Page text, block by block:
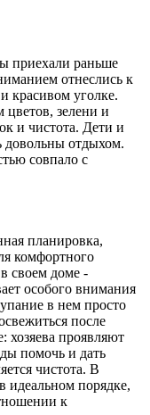
приехали раньше
отнеслись к
красивом уголке.
цветов, зелени и
и чистота. Дети и
довольны отдыхом.
совпало с
планировка,
комфортного
своем доме -
особого внимания
в нем просто
после
хозяева проявляют
помочь и дать
чистота. В
идеальном порядке,
к